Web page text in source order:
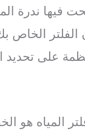
ندرة
الفلتر
على
المياه